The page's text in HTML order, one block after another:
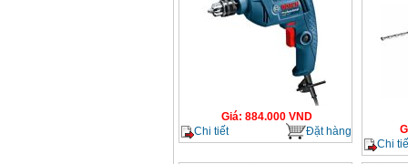
Giá: 884.000VND
Chi tiết
Đặt hàng
Chi